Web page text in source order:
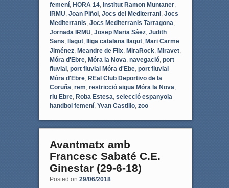
femení, HORA 14, Institut Ramon Muntaner,
IRMU, Joan Piñol , Jocs del Mediterrani, Jocs
Mediterranis, Jocs Mediterranis Tarragona,
Jornada IRMU, Josep Maria Sáez, Judith
Sans, llagut, lliga catalana llagut, Mari Carme
Jiménez, Meandre de Flix, MiraRock, Miravet,
Móra d'Ebre, Móra la Nova, navegació, port
fluvial , port fluvial Móra d'Ebe, port fluvial
Móra d'Ebre, REal Club Deportivo de la
Coruña, rem, restricció aigua Móra la Nova,
riu Ebre, Roba Estesa, selecció espanyola
handbol femení, Yvan Castillo, zoo
Avantmatx amb
Francesc Sabaté C.E.
Ginestar (29-6-18)
Posted on 29/06/2018